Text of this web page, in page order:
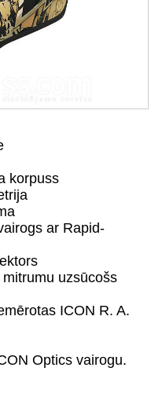
korpuss
ar Rapid-
uzsūcošs
ICON R. A.
Optics vairogu.